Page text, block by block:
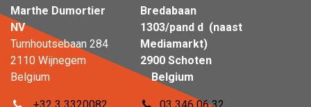
Marthe Dumortier
NV
Turnhoutsebaan 284
2110 Wijnegem
Belgium
Bredabaan
1303/pand d (naast
Mediamarkt)
2900 Schoten
Belgium